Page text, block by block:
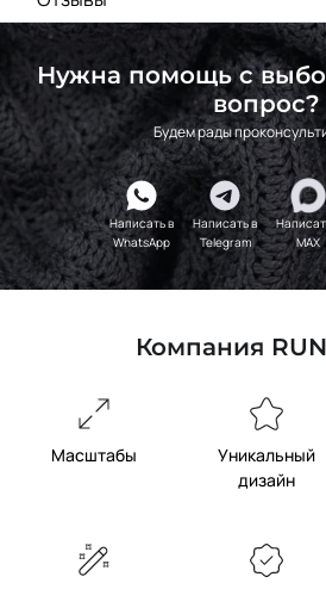
Нужна помощь с
вопрос?
Будем рады
Написать в
WhatsApp
Написать в
Telegram
MAX
Компания
Масштабы
Уникальный
дизайн